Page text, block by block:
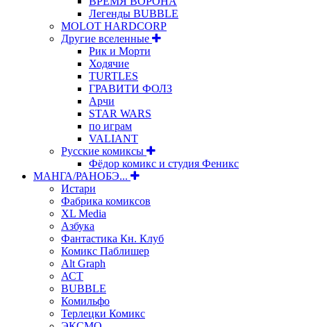
Легенды BUBBLE
MOLOT HARDCORP
Другие вселенные
Рик и Морти
Ходячие
TURTLES
ГРАВИТИ ФОЛЗ
Арчи
STAR WARS
по играм
VALIANT
Русские комиксы
Фёдор комикс и студия Феникс
МАНГА/РАНОБЭ...
Истари
Фабрика комиксов
XL Media
Азбука
Фантастика Кн. Клуб
Комикс Паблишер
Alt Graph
АСТ
BUBBLE
Комильфо
Терлецки Комикс